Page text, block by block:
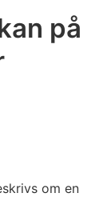
på
om en